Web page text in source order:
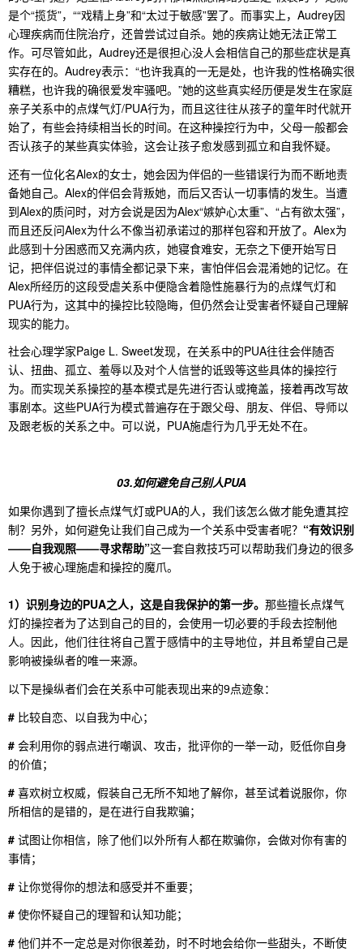
是个“揽货”，““戏精上身”和“太过于敏感”罢了。而事实上，Audrey因
心理疾病而住院治疗，还曾尝试过自杀。她的疾病让她无法正常工
作。可尽管如此，Audrey还是很担心没人会相信自己的那些症状是真
实存在的。Audrey表示：“也许我真的一无是处，也许我的性格确实很
糟糕，也许我的确很爱发牢骚吧。”她的这些真实经历便是发生在家庭
亲子关系中的点煤气灯/PUA行为，而且这往往从孩子的童年时代就开
始了，有些会持续相当长的时间。在这种操控行为中，父母一般都会
否认孩子的某些真实体验，这会让孩子愈发感到孤立和自我怀疑。
还有一位化名Alex的女士，她会因为伴侣的一些错误行为而不断地责
备她自己。Alex的伴侣会背叛她，而后又否认一切事情的发生。当遭
到Alex的质问时，对方会说是因为Alex“嫉妒心太重”、“占有欲太强”，
而且还反问Alex为什么不像当初承诺过的那样包容和开放了。Alex为
此感到十分困惑而又充满内疚，她寝食难安，无奈之下便开始写日
记，把伴侣说过的事情全都记录下来，害怕伴侣会混淆她的记忆。在
Alex所经历的这段受虐关系中便隐含着隐性施暴行为的点煤气灯和
PUA行为，这其中的操控比较隐晦，但仍然会让受害者怀疑自己理解
现实的能力。
社会心理学家Paige L. Sweet发现，在关系中的PUA往往会伴随否
认、扭曲、孤立、羞辱以及对个人信誉的诋毁等这些具体的操控行
为。而实现关系操控的基本模式是先进行否认或掩盖，接着再改写故
事剧本。这些PUA行为模式普遍存在于跟父母、朋友、伴侣、导师以
及跟老板的关系之中。可以说，PUA施虐行为几乎无处不在。
03.如何避免自己别人PUA
如果你遇到了擅长点煤气灯或PUA的人，我们该怎么做才能免遭其控
制？另外，如何避免让我们自己成为一个关系中受害者呢？ “有效识别
——自我观照——寻求帮助”这一套自救技巧可以帮助我们身边的很多
人免于被心理施虐和操控的魔爪。
1）识别身边的PUA之人，这是自我保护的第一步。 那些擅长点煤气
灯的操控者为了达到自己的目的，会使用一切必要的手段去控制他
人。因此，他们往往将自己置于感情中的主导地位，并且希望自己是
影响被操纵者的唯一来源。
以下是操纵者们会在关系中可能表现出来的9点迹象：
# 比较自恋、以自我为中心；
# 会利用你的弱点进行嘲讽、攻击，批评你的一举一动，贬低你自身
的价值；
# 喜欢树立权威，假装自己无所不知地了解你，甚至试着说服你，你
所相信的是错的，是在进行自我欺骗；
# 试图让你相信，除了他们以外所有人都在欺骗你，会做对你有害的
事情；
# 让你觉得你的想法和感受并不重要；
# 使你怀疑自己的理智和认知功能；
# 他们并不一定总是对你很差劲，时不时地会给你一些甜头，不断使